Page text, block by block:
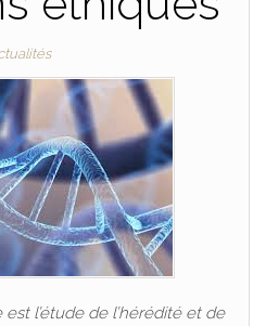
l’étude de l’hérédité et de